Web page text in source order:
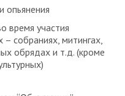
опьянения
время участия
собраниях, митингах,
обрядах и т.д. (кроме